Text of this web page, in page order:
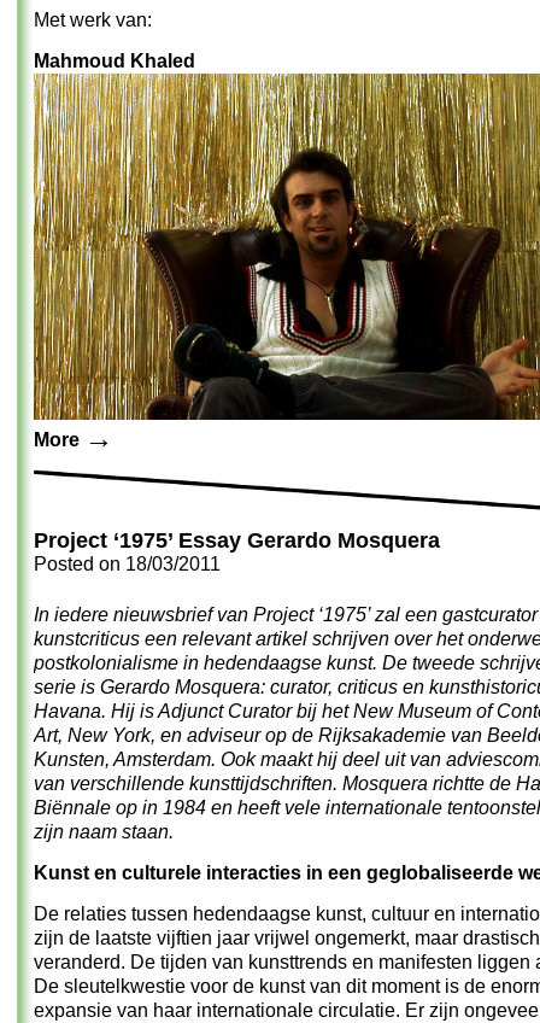
Met werk van:
Mahmoud Khaled
More →
Project ‘1975’ Essay Gerardo Mosquera
Posted on 18/03/2011
In iedere nieuwsbrief van Project ‘1975’ zal een
kunstcriticus een relevant artikel schrijven over het
postkolonialisme in hedendaagse kunst. De tweede
serie is Gerardo Mosquera: curator, criticus en
Havana. Hij is Adjunct Curator bij hetNew Museum of
Art, New York, en adviseur op de Rijksakademie van
Kunsten, Amsterdam. Ook maakt hij deel uit van
van verschillende kunsttijdschriften. Mosquera richtte de
Biënnale op in 1984 en heeft vele internationale
zijn naam staan.
Kunst en culturele interacties in een geglobaliseerde
De relaties tussen hedendaagse kunst, cultuur en
zijn de laatste vijftien jaar vrijwel ongemerkt, maar drastisch
veranderd. De tijden van kunsttrends en manifesten liggen
De sleutelkwestie voor de kunst van dit moment is de
expansie van haar internationale circulatie. Er zijn